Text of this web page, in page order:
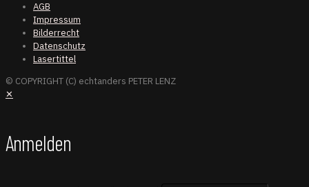
AGB
Impressum
Bilderrecht
Datenschutz
Lasertittel
© COPYRIGHT (C) echtanders PETER LENZ
✕
Anmelden